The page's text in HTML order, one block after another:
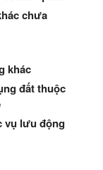
chưa
khác
đất thuộc
vụ lưu động